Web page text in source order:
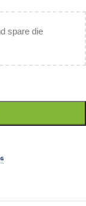
spare die